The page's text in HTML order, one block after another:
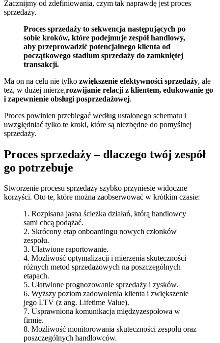
Zacznijmy od zdefiniowania, czym tak naprawdę jest proces
sprzedaży.
Proces sprzedaży to sekwencja następujących po
sobie kroków, które podejmuje zespół handlowy,
aby przeprowadzić potencjalnego klienta od
początkowego stadium sprzedaży do zamkniętej
transakcji.
Ma on na celu nie tylko zwiększenie efektywności sprzedaży, ale
też, w dużej mierze,rozwijanie relacji z klientem, edukowanie go
i zapewnienie obsługi posprzedażowej.
Proces powinien przebiegać według ustalonego schematu i
uwzględniać tylko te kroki, które są niezbędne do pomyślnej
sprzedaży.
Proces sprzedaży – dlaczego twój zespół
go potrzebuje
Stworzenie procesu sprzedaży szybko przyniesie widoczne
korzyści. Oto te, które można zaobserwować w krótkim czasie:
1. Rozpisana jasna ścieżka działań, którą handlowcy
sami chcą podążać.
2. Skrócony etap onboardingu nowych członków
zespołu.
3. Ułatwione raportowanie.
4. Możliwość optymalizacji i mierzenia skuteczności
różnych metod sprzedażowych na poszczególnych
etapach.
5. Ułatwione prognozowanie sprzedaży i zysków.
6. Wyższy poziom zadowolenia klienta i zwiększenie
jego LTV (z ang. Lifetime Value).
7. Usprawniona komunikacja międzyzespołowa w
firmie.
8. Możliwość monitorowania skuteczności zespołu oraz
poszczególnych handlowców.